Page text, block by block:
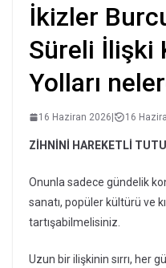
İkizler
Süreli İlişki
Yolları
16 Haziran 2026| 16
ZİHNİNİ HAREKETLİ
Onunla sadece gündelik
sanatı, popüler kültürü ve
tartışabilmelisiniz.
Uzun bir ilişkinin sırrı, her